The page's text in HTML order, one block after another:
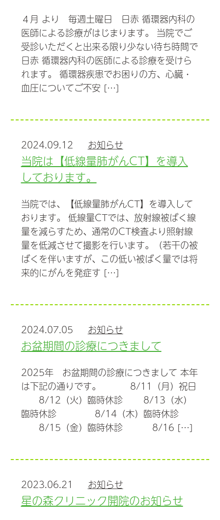
４月 より 毎週土曜日 日赤 循環器内科の
医師による診療がはじまります。 当院でご
受診いただくと出来る限り少ない待ち時間で
日赤 循環器内科の医師による診療を受けら
れます。 循環器疾患でお困りの方、心臓・
血圧についてご不安 […]
2024.09.12 お知らせ
当院は【低線量肺がんCT】を導入
しております。
当院では、【低線量肺がんCT】を導入して
おります。 低線量CTでは、放射線被ばく線
量を減らすため、通常のCT検査より照射線
量を低減させて撮影を行います。（若干の被
ばくを伴いますが、この低い被ばく量では将
来的にがんを発症す […]
2024.07.05 お知らせ
お盆期間の診療につきまして
2025年 お盆期間の診療につきまして 本年
は下記の通りです。 8/11（月）祝日
8/12（火）臨時休診 8/13（水）
臨時休診 8/14（木）臨時休診
8/15（金）臨時休診 8/16 […]
2023.06.21 お知らせ
星の森クリニック開院のお知らせ